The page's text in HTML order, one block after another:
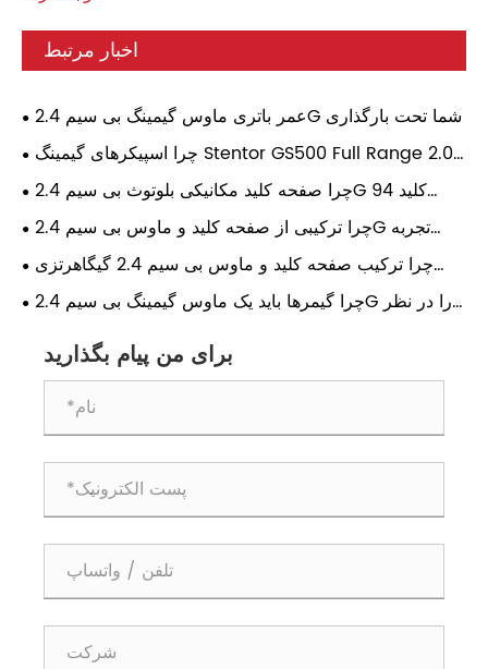
اخبار مرتبط
عمر باتری ماوس گیمینگ بی سیم 2.4G شما تحت بارگذاری
مداوم بازی چقدر است؟
چرا اسپیکرهای گیمینگ Stentor GS500 Full Range 2.0
به انتخابی محبوب برای گیمرهای مدرن تبدیل شده اند؟
چرا صفحه کلید مکانیکی بلوتوث بی سیم 2.4G 94 کلید
بهترین انتخاب برای کاربران مدرن است؟
چرا ترکیبی از صفحه کلید و ماوس بی سیم 2.4G تجربه
محاسباتی روزمره را تغییر می دهد؟
چرا ترکیب صفحه کلید و ماوس بی سیم 2.4 گیگاهرتزی
سفید بهترین انتخاب برای فضاهای کاری مدرن است؟
چرا گیمرها باید یک ماوس گیمینگ بی سیم 2.4G را در نظر
برای من پیام بگذارید